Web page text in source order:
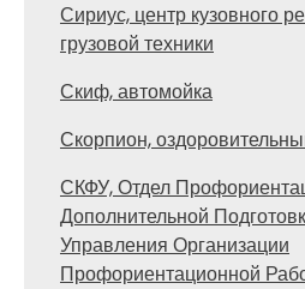
Сириус, центр кузовного
грузовой техники
Скиф, автомойка
Скорпион,
СКФУ, Отдел
Дополнительной
Управления Организации
Профориентационной